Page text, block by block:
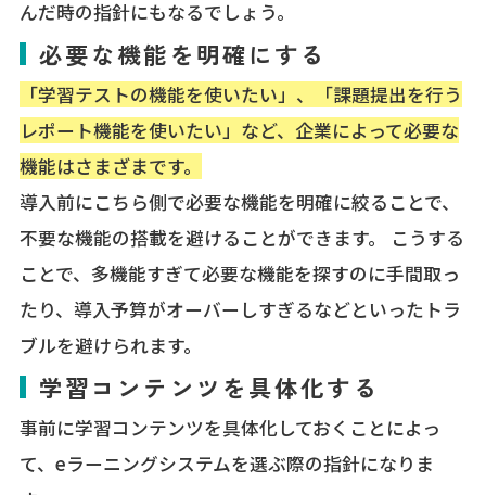
んだ時の指針にもなるでしょう。
必要な機能を明確にする
「学習テストの機能を使いたい」、「課題提出を行う
レポート機能を使いたい」など、企業によって必要な
機能はさまざまです。
導入前にこちら側で必要な機能を明確に絞ることで、
不要な機能の搭載を避けることができます。 こうする
ことで、多機能すぎて必要な機能を探すのに手間取っ
たり、導入予算がオーバーしすぎるなどといったトラ
ブルを避けられます。
学習コンテンツを具体化する
事前に学習コンテンツを具体化しておくことによっ
て、eラーニングシステムを選ぶ際の指針になりま